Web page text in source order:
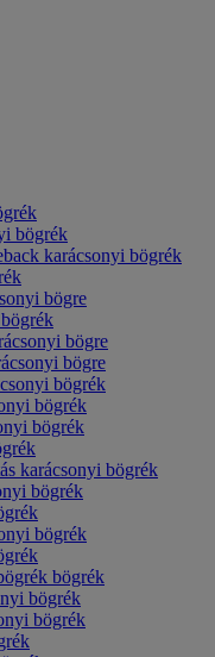
bögrék
karácsonyi bögrék
bögre
bögre
bögre
bögrék
bögrék
bögrék
karácsonyi bögrék
bögrék
bögrék
bögrék
bögrék
bögrék